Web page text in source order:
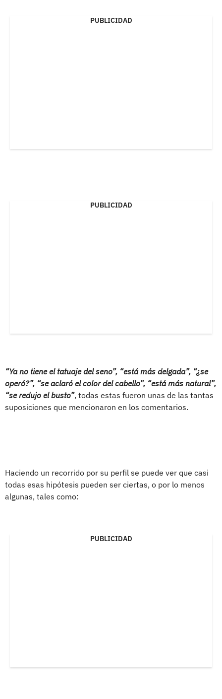
PUBLICIDAD
PUBLICIDAD
“Ya no tiene el tatuaje del seno”, “está más delgada”, “¿se
operó?”, “se aclaró el color del cabello”, “está más natural”,
“se redujo el busto”, todas estas fueron unas de las tantas
suposiciones que mencionaron en los comentarios.
Haciendo un recorrido por su perfil se puede ver que casi
todas esas hipótesis pueden ser ciertas, o por lo menos
algunas, tales como:
PUBLICIDAD